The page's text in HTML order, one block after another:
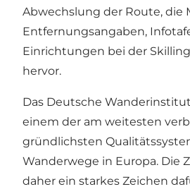
Abwechslung der Route, die
Entfernungsangaben,
Einrichtungen bei der
hervor.
Das Deutsche
einem der am weitesten
gründlichsten
Wanderwege in Europa. Die
daher ein starkes Zeichen